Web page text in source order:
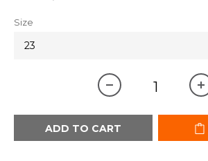
Size
ADD TO CART